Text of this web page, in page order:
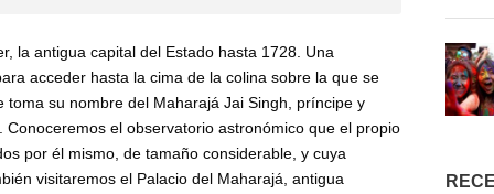
la antigua capital del Estado hasta 1728. Una
acceder hasta la cima de la colina sobre la que se
su nombre del Maharajá Jai Singh, príncipe y
el observatorio astronómico que el propio
por él mismo, de tamaño considerable, y cuya
visitaremos el Palacio del Maharajá, antigua